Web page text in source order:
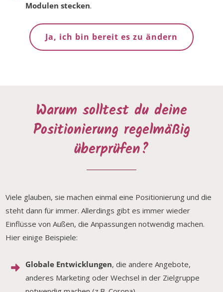
Modulen stecken.
Ja, ich bin bereit es zu ändern
Warum solltest du deine
Positionierung regelmäßig
überprüfen?
Viele glauben, sie machen einmal eine Positionierung und die
steht dann für immer. Allerdings gibt es immer wieder
Einflüsse von Außen, die Anpassungen notwendig machen.
Hier einige Beispiele:
Globale Entwicklungen, die andere Angebote,
anderes Marketing oder Wechsel in der Zielgruppe